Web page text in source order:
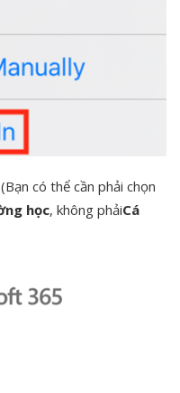
có thể cần phải chọn
học, không phảiCá